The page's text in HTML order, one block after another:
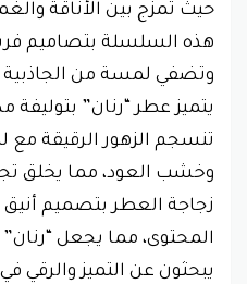
حيث تمزج بين الأناقة
هذه السلسلة بتصاميم
وتضفي لمسة من الجاذبية
يتميز عطر “رنان”
تنسجم الزهور الرقيقة مع
وخشب العود، مما يخلق
زجاجة العطر بتصميم
المحتوى، مما يجعل “رنان”
يبحثون عن التميز والرقي